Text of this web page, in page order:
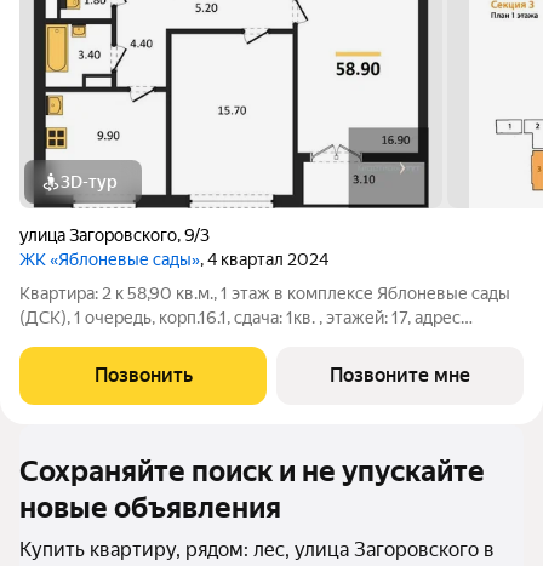
3D-тур
улица Загоровского,9/3
ЖК «Яблоневые сады», 4 квартал 2024
Квартира: 2 к 58,90 кв.м., 1 этаж в комплексе Яблоневые сады
(ДСК), 1 очередь, корп.16.1, сдача: 1кв. , этажей: 17, адрес
Позвонить Позвоните мне
Сохраняйте поиск и не упускайте
новые объявления
Купить квартиру, рядом: лес, улица Загоровского в